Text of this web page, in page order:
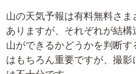
山の天気予報は有料無料さ
ありますが、それぞれが結
山ができるかどうかを判断
はもちろん重要ですが、撮